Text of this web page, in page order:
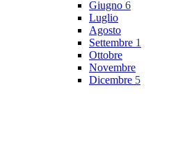
Giugno 6
Luglio
Agosto
Settembre 1
Ottobre
Novembre
Dicembre 5